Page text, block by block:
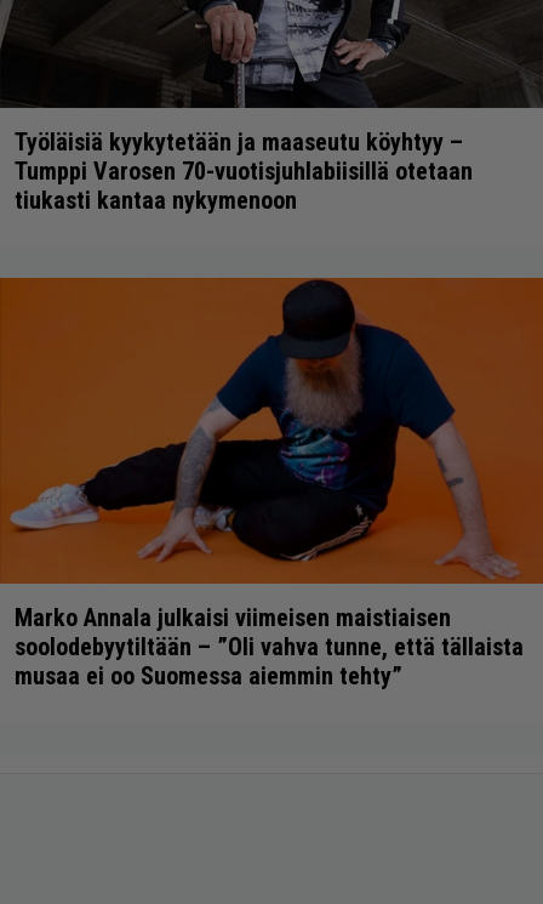
Työläisiä kyykytetään ja maaseutu köyhtyy –
Tumppi Varosen 70-vuotisjuhlabiisillä otetaan
tiukasti kantaa nykymenoon
Marko Annala julkaisi viimeisen maistiaisen
soolodebyytiltään – ”Oli vahva tunne, että tällaista
musaa ei oo Suomessa aiemmin tehty”